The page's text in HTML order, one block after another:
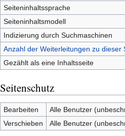
Seiteninhaltssprache
Seiteninhaltsmodell
Indizierung durch Suchmaschinen
Anzahl der Weiterleitungen zu dieser
Gezählt als eine Inhaltsseite
Seitenschutz
Bearbeiten
Alle Benutzer
Verschieben
Alle Benutzer